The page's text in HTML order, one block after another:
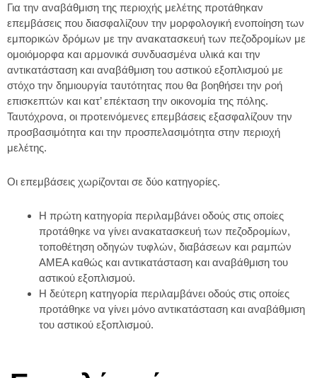
Για την αναβάθμιση της περιοχής μελέτης προτάθηκαν
επεμβάσεις που διασφαλίζουν την μορφολογική ενοποίηση των
εμπορικών δρόμων με την ανακατασκευή των πεζοδρομίων με
ομοιόμορφα και αρμονικά συνδυασμένα υλικά και την
αντικατάσταση και αναβάθμιση του αστικού εξοπλισμού με
στόχο την δημιουργία ταυτότητας που θα βοηθήσει την ροή
επισκεπτών και κατ’ επέκταση την οικονομία της πόλης.
Ταυτόχρονα, οι προτεινόμενες επεμβάσεις εξασφαλίζουν την
προσβασιμότητα και την προσπελασιμότητα στην περιοχή
μελέτης.
Οι επεμβάσεις χωρίζονται σε δύο κατηγορίες.
Η πρώτη κατηγορία περιλαμβάνει οδούς στις οποίες
προτάθηκε να γίνει ανακατασκευή των πεζοδρομίων,
τοποθέτηση οδηγών τυφλών, διαβάσεων και ραμπών
ΑΜΕΑ καθώς και αντικατάσταση και αναβάθμιση του
αστικού εξοπλισμού.
Η δεύτερη κατηγορία περιλαμβάνει οδούς στις οποίες
προτάθηκε να γίνει μόνο αντικατάσταση και αναβάθμιση
του αστικού εξοπλισμού.